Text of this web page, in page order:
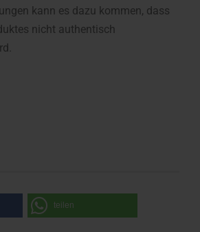
kann es dazu kommen, dass
nicht authentisch
teilen